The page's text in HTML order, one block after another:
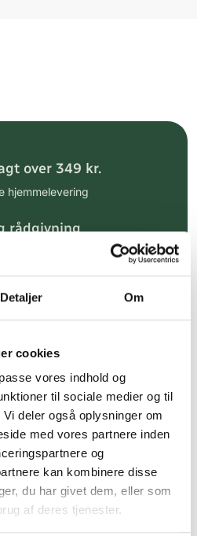
Detaljer Om
cookies
vores indhold og
til sociale medier og til
deler også oplysninger om
med vores partnere inden
og
kan kombinere disse
du har givet dem, eller som
af deres tjenester.
over 349 kr.
hjemmelevering
rådgivning
(30 min. i Kbh)
priser*
ernæringsprodukter.
af kendte
stort udvalg af kendte
og andre spændende
altid til fast lav pris.
Uglecare.dk her